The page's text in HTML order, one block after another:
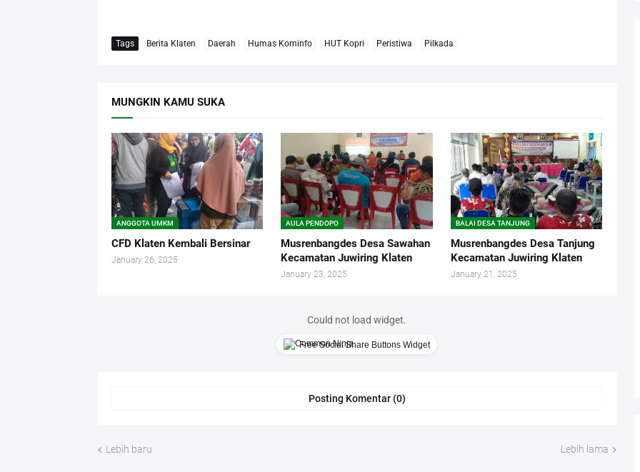
Tags Berita Klaten Daerah Humas Kominfo HUT Kopri Peristiwa Pilkada
MUNGKIN KAMU SUKA
ANGGOTA UMKM
CFD Klaten Kembali Bersinar
January 26, 2025
AULA PENDOPO
Musrenbangdes Desa Sawahan
Kecamatan Juwiring Klaten
January 23, 2025
BALAI DESA TANJUNG
Musrenbangdes Desa Tanjung
Kecamatan Juwiring Klaten
January 21, 2025
Could not load widget.
Free Social Share Buttons Widget
Posting Komentar (0)
Lebih baru Lebih lama